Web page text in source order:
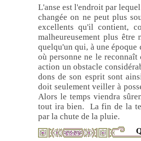
L'anse est l'endroit par
changée on ne peut plus
excellents qu'il contient,
malheureusement plus être
quelqu'un qui, à une
où personne ne le
action un obstacle
dons de son esprit sont
doit seulement veiller à
Alors le temps viendra
tout ira bien. La fin de la
par la chute de la pluie.